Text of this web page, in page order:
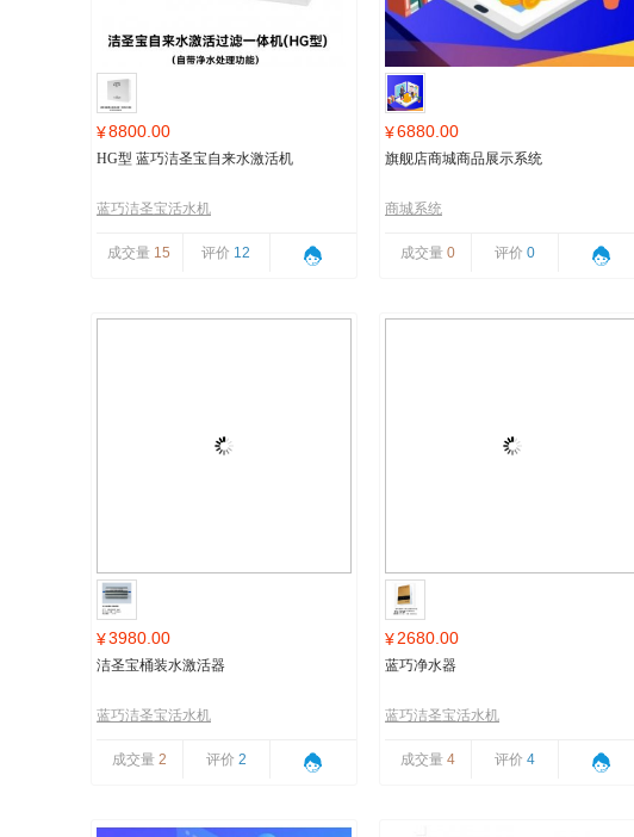
¥8800.00
HG型 蓝巧洁圣宝自来水激活机
蓝巧洁圣宝活水机
成交量 15 评价 12
¥6880.00
旗舰店商城商品展示系统
商城系统
成交量 0 评价 0
¥3980.00
洁圣宝桶装水激活器
蓝巧洁圣宝活水机
成交量 2 评价 2
¥2680.00
蓝巧净水器
蓝巧洁圣宝活水机
成交量 4 评价 4